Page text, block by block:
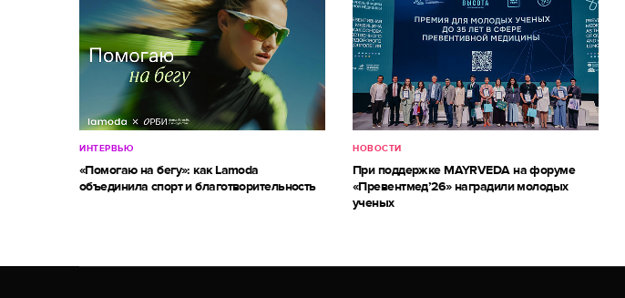
ИНТЕРВЬЮ
«Помогаю на бегу»: как Lamoda
объединила спорт и благотворительность
НОВОСТИ
При поддержке MAYRVEDA на форуме
«Превентмед’26» наградили молодых
ученых